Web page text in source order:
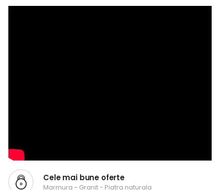
Cele mai bune oferte
Marmura - Granit - Piatra naturala